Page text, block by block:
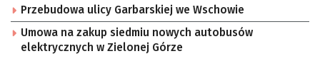
Przebudowa ulicy Garbarskiej we Wschowie
Umowa na zakup siedmiu nowych autobusów
elektrycznych w Zielonej Górze